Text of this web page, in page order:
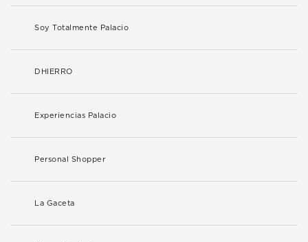
Soy Totalmente Palacio
DHIERRO
Experiencias Palacio
Personal Shopper
La Gaceta